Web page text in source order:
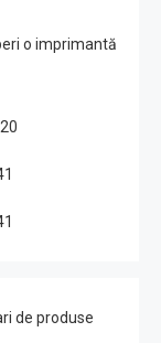
o imprimantă
de produse